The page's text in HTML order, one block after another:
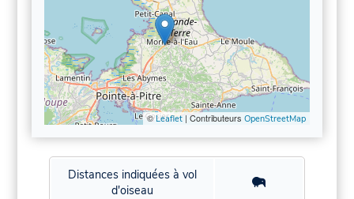
©Leaflet| Contributeurs OpenStreetMap
Distances indiquées à vol
d'oiseau